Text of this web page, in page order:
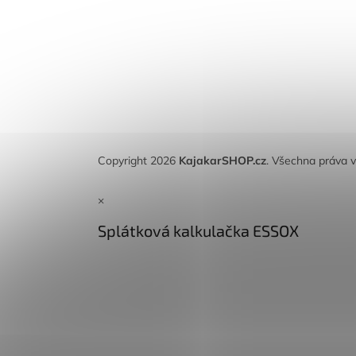
Copyright 2026 KajakarSHOP.cz. Všechna práva
×
Splátková kalkulačka ESSOX